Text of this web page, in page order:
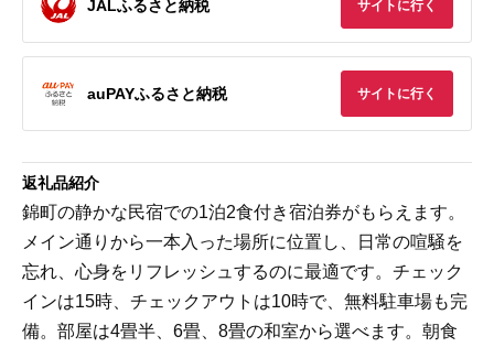
JALふるさと納税 サイトに行く
auPAYふるさと納税 サイトに行く
返礼品紹介
錦町の静かな民宿での1泊2食付き宿泊券がもらえます。
メイン通りから一本入った場所に位置し、日常の喧騒を
忘れ、心身をリフレッシュするのに最適です。チェック
インは15時、チェックアウトは10時で、無料駐車場も完
備。部屋は4畳半、6畳、8畳の和室から選べます。朝食